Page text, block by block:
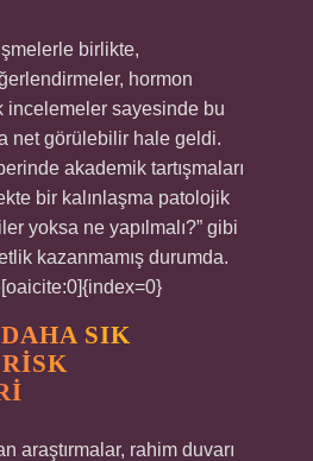
birlikte,
hormon
incelemeler sayesinde bu
net görülebilir hale geldi.
akademik tartışmaları
bir kalınlaşma patolojik
yoksa ne yapılmalı?” gibi
kazanmamış durumda.
SIK
araştırmalar, rahim duvarı